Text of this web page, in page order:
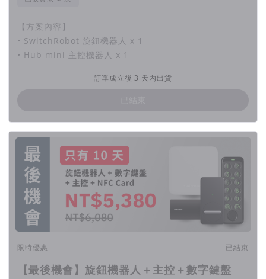
【方案內容】
• SwitchRobot 旋鈕機器人 x 1
• Hub mini 主控機器人 x 1
訂單成立後 3 天內出貨
限時優惠 已結束
【最後機會】旋鈕機器人＋主控＋數字鍵盤